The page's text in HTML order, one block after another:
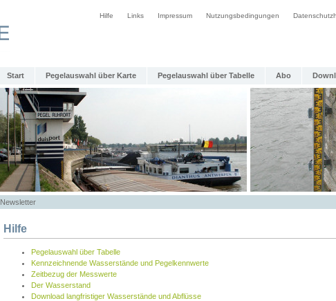
Hilfe Links Impressum Nutzungsbedingungen
Start Pegelauswahl über Karte Pegelauswahl über Tabelle Abo
Newsletter
Hilfe
Pegelauswahl über Tabelle
Kennzeichnende Wasserstände und Pegelkennwerte
Zeitbezug der Messwerte
Der Wasserstand
Download langfristiger Wasserstände und Abflüsse